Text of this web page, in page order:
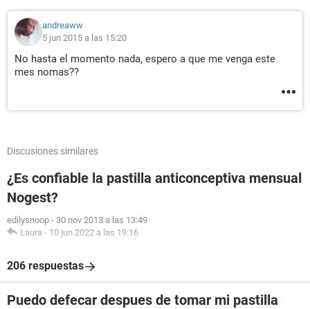
andreaww
5 jun 2015 a las 15:20
No hasta el momento nada, espero a que me venga este
mes nomas??
Discusiones similares
¿Es confiable la pastilla anticonceptiva mensual
Nogest?
edilysnoop - 30 nov 2013 a las 13:49
Laura - 10 jun 2022 a las 19:16
206 respuestas
Puedo defecar despues de tomar mi pastilla